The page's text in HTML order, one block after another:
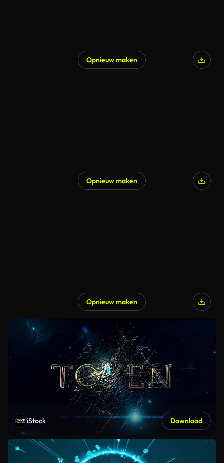
Opnieuw maken
Opnieuw maken
Opnieuw maken
iStock Download